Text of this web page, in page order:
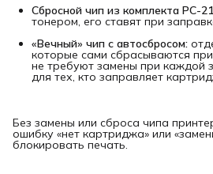
Сбросной чип из комплекта PC-
тонером, его ставят при
«Вечный» чип с автосбросом:
которые сами сбрасываются
не требуют замены при каждой
для тех, кто заправляет
Без замены или сброса чипа
ошибку «нет картриджа» или
блокировать печать.